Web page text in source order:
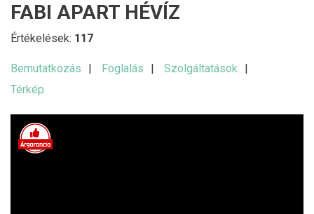
FABI APART HÉVÍZ
Értékelések: 117
Bemutatkozás Foglalás
Szolgáltatások
Térkép